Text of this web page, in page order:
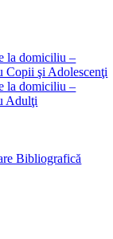
la domiciliu –
Copii şi Adolescenţi
la domiciliu –
Adulţi
Bibliografică